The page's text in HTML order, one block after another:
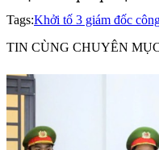
Tags:Khởi tố 3 giám đốc
TIN CÙNG CHUYÊN